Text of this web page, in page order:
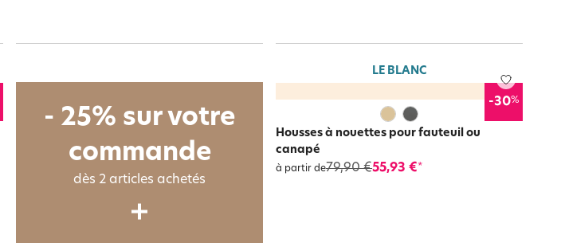
LE BLANC
-30%
Housses à nouettes pour fauteuil ou
canapé
à partir de79,90 €55,93 €*
- 25% sur votre
commande
dès 2 articles achetés